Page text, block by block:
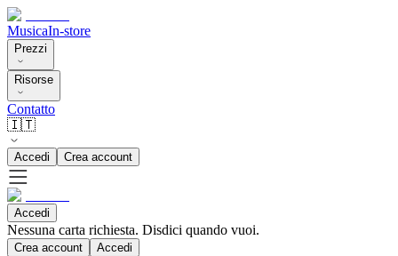
MusicaIn-store
Prezzi
Risorse
Contatto
🇮🇹
Accedi Crea account
Accedi
Nessuna carta richiesta. Disdici quando vuoi.
Crea account Accedi